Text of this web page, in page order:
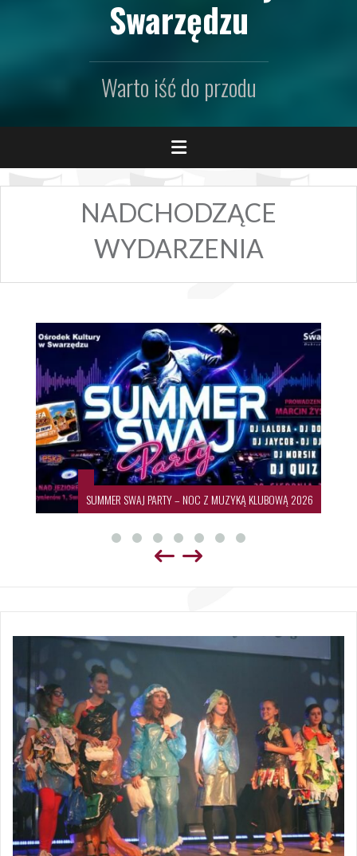
Swarzędzu
Warto iść do przodu
NADCHODZĄCE
WYDARZENIA
SUMMER SWAJ PARTY – NOC Z MUZYKĄ KLUBOWĄ 2026